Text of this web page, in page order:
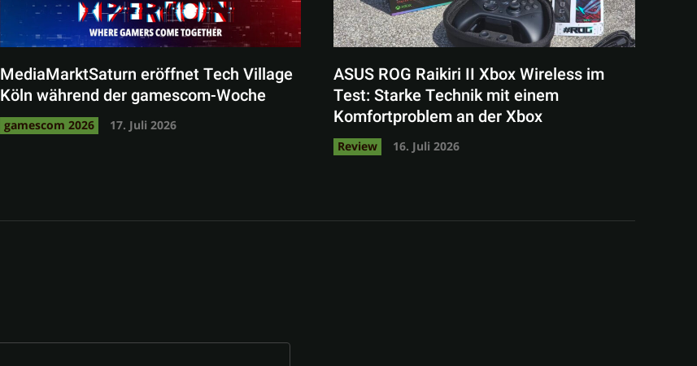
MediaMarktSaturn eröffnet Tech Village
Köln während der gamescom-Woche
gamescom 2026 17. Juli 2026
ASUS ROG Raikiri II Xbox Wireless im
Test: Starke Technik mit einem
Komfortproblem an der Xbox
Review 16. Juli 2026